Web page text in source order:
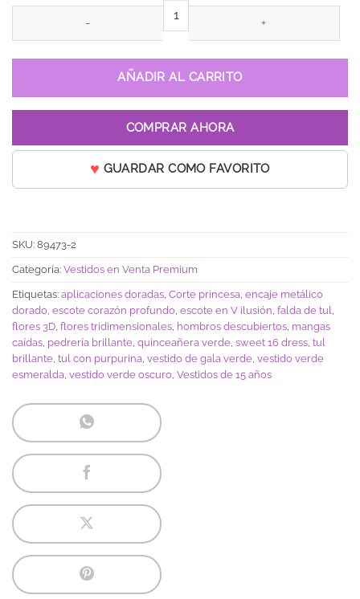
Vestido de 15 años Ana Verde Oscuro cantidad
AÑADIR AL CARRITO
COMPRAR AHORA
GUARDAR COMO FAVORITO
SKU: 89473-2
Categoría: Vestidos en Venta Premium
Etiquetas: aplicaciones doradas Corte princesa encaje metálico
dorado escote corazón profundo escote en V ilusión falda de tul
flores 3D flores tridimensionales hombros descubiertos mangas
caídas pedrería brillante quinceañera verde sweet 16 dress tul
brillante tul con purpurina vestido de gala verde vestido verde
esmeralda vestido verde oscuro Vestidos de 15 años